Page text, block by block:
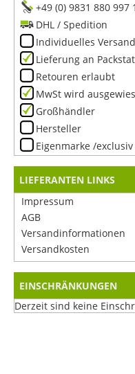
+49 (0) 9831 880 997
DHL / Spedition
Individuelles
Lieferung an
Retouren erlaubt
MwSt wird
Großhändler
Hersteller
Eigenmarke /
LIEFERANTEN LINKS
Impressum
AGB
Versandinformationen
Versandkosten
EINSCHRÄNKUNGEN
Derzeit sind keine